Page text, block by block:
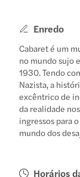
Enredo
Cabaret é um
no mundo sujo
1930. Tendo
Nazista, a
excêntrico de
da realidade
ingressos para
mundo dos
Horários